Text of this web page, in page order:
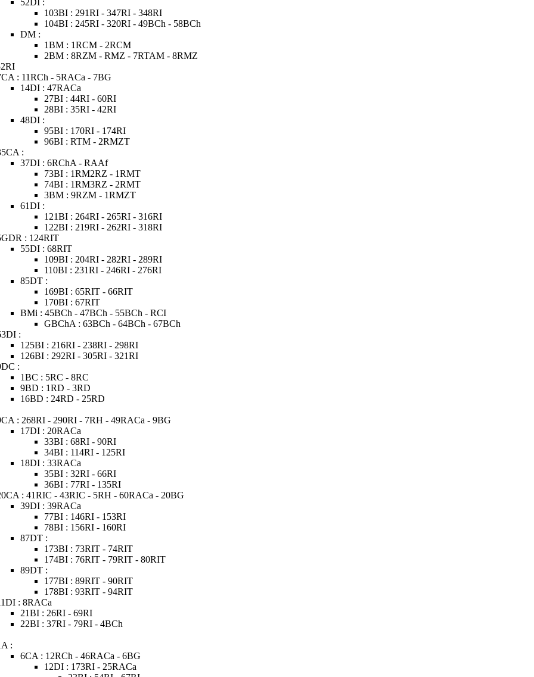
52DI :
103BI : 291RI - 347RI - 348RI
104BI : 245RI - 320RI - 49BCh - 58BCh
DM :
1BM : 1RCM - 2RCM
2BM : 8RZM - RMZ - 7RTAM - 8RMZ
: 11RCh - 5RACa - 7BG
14DI : 47RACa
27BI : 44RI - 60RI
28BI : 35RI - 42RI
48DI :
95BI : 170RI - 174RI
96BI : RTM - 2RMZT
:
37DI : 6RChA - RAAf
73BI : 1RM2RZ - 1RMT
74BI : 1RM3RZ - 2RMT
3BM : 9RZM - 1RMZT
61DI :
121BI : 264RI - 265RI - 316RI
122BI : 219RI - 262RI - 318RI
: 124RIT
55DI : 68RIT
109BI : 204RI - 282RI - 289RI
110BI : 231RI - 246RI - 276RI
85DT :
169BI : 65RIT - 66RIT
170BI : 67RIT
BMi : 45BCh - 47BCh - 55BCh - RCI
GBChA : 63BCh - 64BCh - 67BCh
:
125BI : 216RI - 238RI - 298RI
126BI : 292RI - 305RI - 321RI
:
1BC : 5RC - 8RC
9BD : 1RD - 3RD
16BD : 24RD - 25RD
: 268RI - 290RI - 7RH - 49RACa - 9BG
17DI : 20RACa
33BI : 68RI - 90RI
34BI : 114RI - 125RI
18DI : 33RACa
35BI : 32RI - 66RI
36BI : 77RI - 135RI
: 41RIC - 43RIC - 5RH - 60RACa - 20BG
39DI : 39RACa
77BI : 146RI - 153RI
78BI : 156RI - 160RI
87DT :
173BI : 73RIT - 74RIT
174BI : 76RIT - 79RIT - 80RIT
89DT :
177BI : 89RIT - 90RIT
178BI : 93RIT - 94RIT
: 8RACa
21BI : 26RI - 69RI
22BI : 37RI - 79RI - 4BCh
:
6CA : 12RCh - 46RACa - 6BG
12DI : 173RI - 25RACa